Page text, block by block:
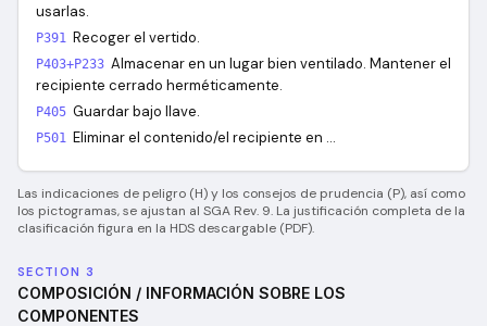
usarlas.
P391 Recoger el vertido.
P403+P233 Almacenar en un lugar bien ventilado. Mantener el
recipiente cerrado herméticamente.
P405 Guardar bajo llave.
P501 Eliminar el contenido/el recipiente en …
Las indicaciones de peligro (H) y los consejos de prudencia (P), así como
los pictogramas, se ajustan al SGA Rev. 9. La justificación completa de la
clasificación figura en la HDS descargable (PDF).
SECTION 3
COMPOSICIÓN / INFORMACIÓN SOBRE LOS
COMPONENTES